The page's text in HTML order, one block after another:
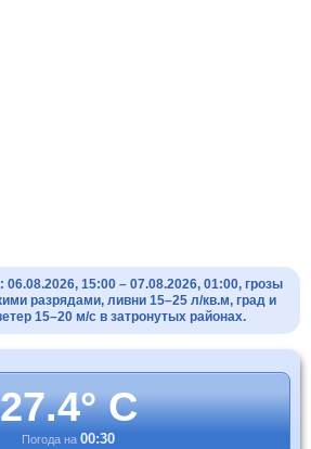
15:00 – 07.08.2026, 01:00, грозы
разрядами, ливни 15–25 л/кв.м, град и
15–20 м/с в затронутых районах.
27.4° C
Погода на 00:30